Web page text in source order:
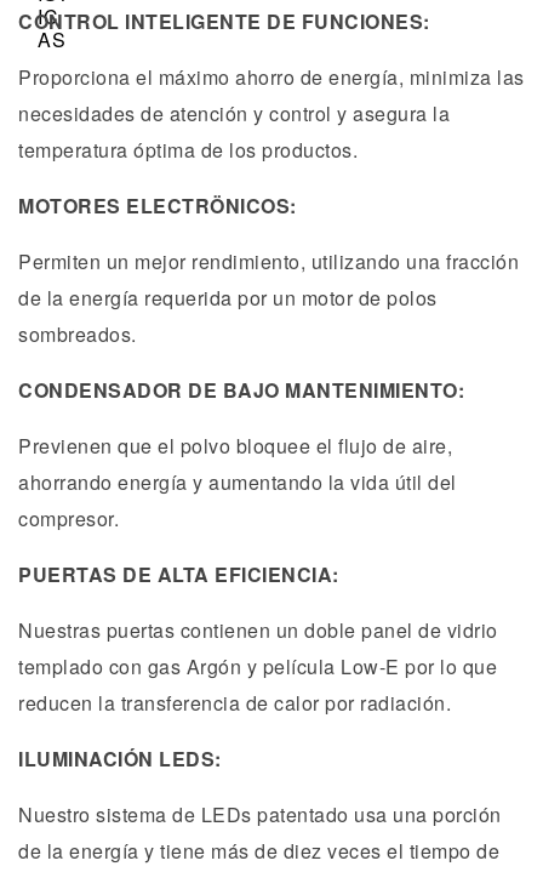
CONTROL INTELIGENTE DE FUNCIONES:
Proporciona el máximo ahorro de energía, minimiza las
necesidades de atención y control y asegura la
temperatura óptima de los productos.
MOTORES ELECTRÖNICOS:
Permiten un mejor rendimiento, utilizando una fracción
de la energía requerida por un motor de polos
sombreados.
CONDENSADOR DE BAJO MANTENIMIENTO:
Previenen que el polvo bloquee el flujo de aire,
ahorrando energía y aumentando la vida útil del
compresor.
PUERTAS DE ALTA EFICIENCIA:
Nuestras puertas contienen un doble panel de vidrio
templado con gas Argón y película Low-E por lo que
reducen la transferencia de calor por radiación.
ILUMINACIÓN LEDS:
Nuestro sistema de LEDs patentado usa una porción
de la energía y tiene más de diez veces el tiempo de